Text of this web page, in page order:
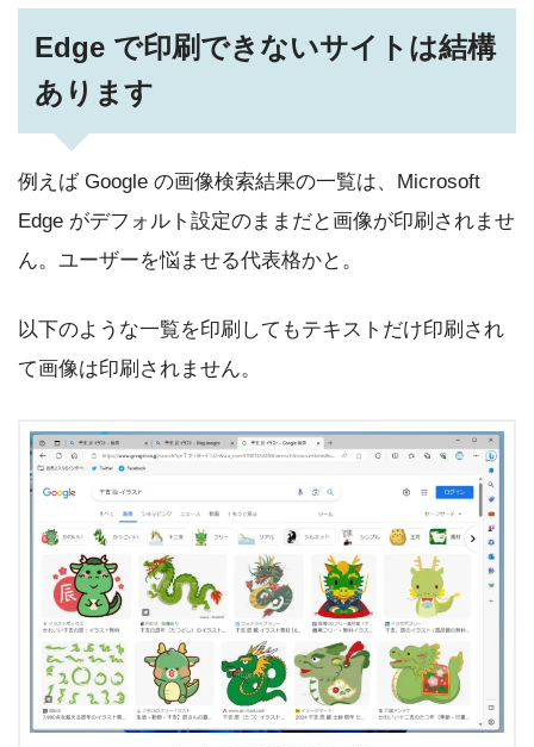
Edge で印刷できないサイトは結構
あります
例えば Google の画像検索結果の一覧は、Microsoft
Edge がデフォルト設定のままだと画像が印刷されませ
ん。ユーザーを悩ませる代表格かと。
以下のような一覧を印刷してもテキストだけ印刷され
て画像は印刷されません。